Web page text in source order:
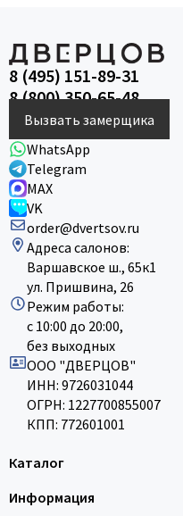
8 (495) 151-89-31
8 (800) 350-65-48
Вызвать замерщика
WhatsApp
Telegram
MAX
VK
order@dvertsov.ru
Адреса салонов:
Варшавское ш., 65к1
ул. Пришвина, 26
Режим работы:
с 10:00 до 20:00,
без выходных
ООО "ДВЕРЦОВ"
ИНН: 9726031044
ОГРН: 1227700855007
КПП: 772601001
Каталог
Информация